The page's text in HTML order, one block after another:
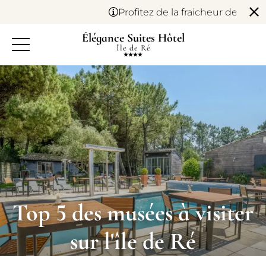
Profitez de la fraicheur de l'île
Élégance Suites Hôtel
Île de Ré
Top 5 des musées à visiter
sur l'île de Ré
Panneau de gestion des cookies